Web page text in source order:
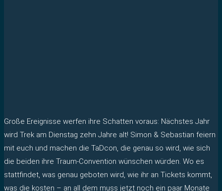
Große Ereignisse werfen ihre Schatten voraus: Nächstes Jahr
wird Trek am Dienstag zehn Jahre alt! Simon & Sebastian feiern
mit euch und machen die TaDcon, die genau so wird, wie sich
die beiden ihre Traum-Convention wünschen würden. Wo es
stattfindet, was genau geboten wird, wie ihr an Tickets kommt,
was die kosten – an all dem muss jetzt noch ein paar Monate